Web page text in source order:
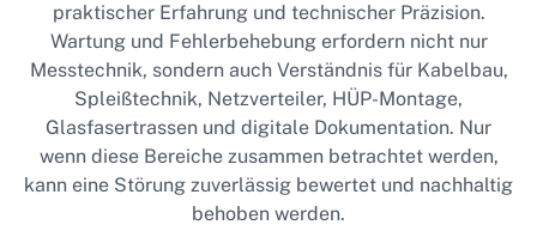
praktischer Erfahrung und technischer Präzision.
Wartung und Fehlerbehebung erfordern nicht nur
Messtechnik, sondern auch Verständnis für Kabelbau,
Spleißtechnik, Netzverteiler, HÜP-Montage,
Glasfasertrassen und digitale Dokumentation. Nur
wenn diese Bereiche zusammen betrachtet werden,
kann eine Störung zuverlässig bewertet und nachhaltig
behoben werden.